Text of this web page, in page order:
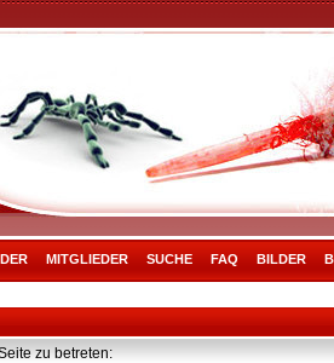
MITGLIEDER SUCHE FAQ BILDER
zu betreten: